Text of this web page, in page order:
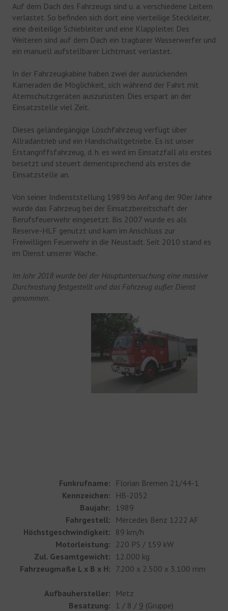
Auf dem Dach des Fahrzeugs sind u. a. verschiedene Leitern
verlastet. So befinden sich dort eine vierteilige Steckleiter,
eine dreiteilige Schiebleiter und eine Klappleiter. Des
Weiteren sind auf dem Dach ein tragbarer Wasserwerfer und
ein manuell aufstellbarer Lichtmast verlastet.
In der Fahrzeugkabine haben zwei der ausrückenden
Kameraden die Möglichkeit, sich während der Fahrt mit
Atemschutzgeräten auszurüsten. Dies erspart an der
Einsatzstelle viel Zeit.
Dieses geländegängige Löschfahrzeug verfügt über
Allradantrieb und ein Handschaltgetriebe. Es ist unser
Erstangriffsfahrzeug, d. h. es wird im Einsatzfall als erstes
besetzt und steuert dementsprechend als erstes die
Einsatzstelle an.
Von seiner Indienststellung 1989 bis Anfang der 90er Jahre
wurde das Fahrzeug bei der Einsatzbereitschaft der
Berufsfeuerwehr eingesetzt. Bis 2007 wurde es als
Reserve-HLF genutzt und kam im Anschluss zur
Freiwilligen Feuerwehr in die Neustadt. Seit 2010 stand es
im Dienst unserer Wache.
Im Jahr 2018 wurde bei der Hauptuntersuchung eine massive
Durchrostung festgestellt und das Fahrzeug außer Dienst
genommen.
Funkrufname:
Florian Bremen 21/44-1
Kennzeichen:
HB-2052
Baujahr:
1989
Fahrgestell:
Mercedes Benz 1222 AF
Höchstgeschwindigkeit: 89 km/h
Motorleistung:
220 PS / 159 kW
Zul. Gesamtgewicht:
12.000 kg
Fahrzeugmaße L x B x H: 7.200 x 2.500 x 3.100 mm
Aufbauhersteller:
Metz
Besatzung:
1 / 8 / 9 (Gruppe)